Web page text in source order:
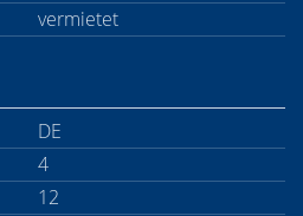
vermietet
DE
4
12